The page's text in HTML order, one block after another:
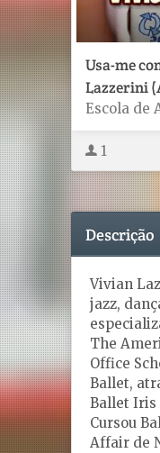
Usa-me
Lazzerini
Escola de
1
Descrição
Vivian
jazz,
The
Office
Ballet,
Ballet Iris
Cursou
Affair de